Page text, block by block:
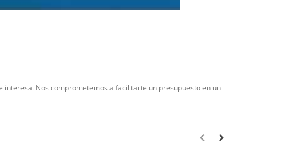
interesa. Nos comprometemos a facilitarte un presupuesto en un